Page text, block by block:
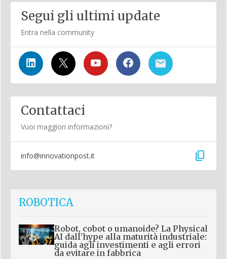
Segui gli ultimi update
Entra nella community
Contattaci
Vuoi maggiori informazioni?
info@innovationpost.it content_copy
ROBOTICA
Robot, cobot o umanoide? La Physical
AI dall’hype alla maturità industriale:
guida agli investimenti e agli errori
da evitare in fabbrica